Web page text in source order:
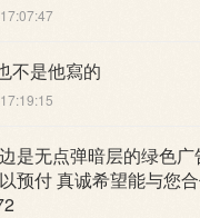
不是他寫的
是无点弹暗层的绿色
预付 真诚希望能与您